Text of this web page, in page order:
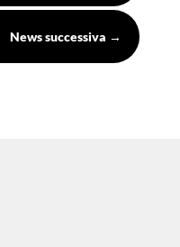
News successiva →